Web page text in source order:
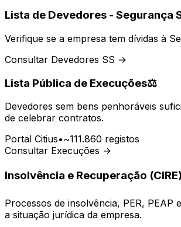
Lista de Devedores - Segurança
Verifique se a empresa tem dívidas à
Consultar Devedores SS →
Lista Pública de Execuções⚖️
Devedores sem bens penhoráveis
de celebrar contratos.
Portal Citius•~111.860 registos
Consultar Execuções →
Insolvência e Recuperação (CIRE)
Processos de insolvência, PER, PEAP
a situação jurídica da empresa.